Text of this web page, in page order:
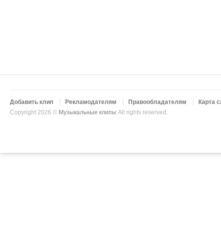
Добавить клип Рекламодателям Правообладателям
Карта
Copyright 2026 © Музыкальные клипы All rights reserved.